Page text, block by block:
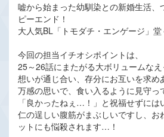
嘘から始まった幼馴染との新婚生活、
ピーエンド！
大人気BL「トモダチ・エンゲージ」堂
今回の担当イチオシポイントは、
25～26話にまたがる大ボリュームなえ
想いが通じ合い、存分にお互いを求め
万感の思いで、食い入るように見守っ
「良かったねぇ…！」と祝福せずには
仁の逞しい腹筋がまぶしいですし、お
ットにも悩殺されます…！